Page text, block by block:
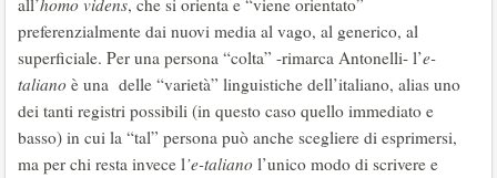
all’homo videns, che si orienta e “viene orientato”
preferenzialmente dai nuovi media al vago, al generico, al
superficiale. Per una persona “colta” -rimarca Antonelli- l’e-
taliano è una delle “varietà” linguistiche dell’italiano, alias uno
dei tanti registri possibili (in questo caso quello immediato e
basso) in cui la “tal” persona può anche scegliere di esprimersi,
ma per chi resta invece l’e-taliano l’unico modo di scrivere e